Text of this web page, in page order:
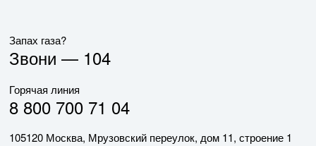
Запах газа?
Звони — 104
Горячая линия
8 800 700 71 04
105120 Москва, Мрузовский переулок, дом 11, строение 1